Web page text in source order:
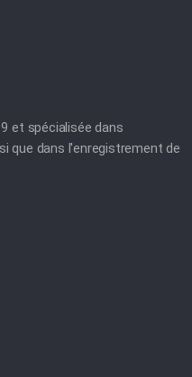
et spécialisée dans
que dans l'enregistrement de